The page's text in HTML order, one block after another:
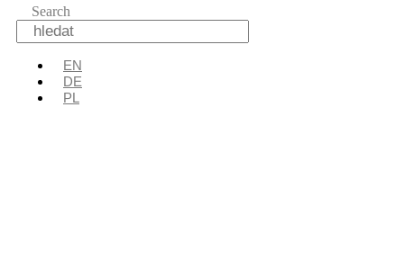
Search
EN
DE
PL